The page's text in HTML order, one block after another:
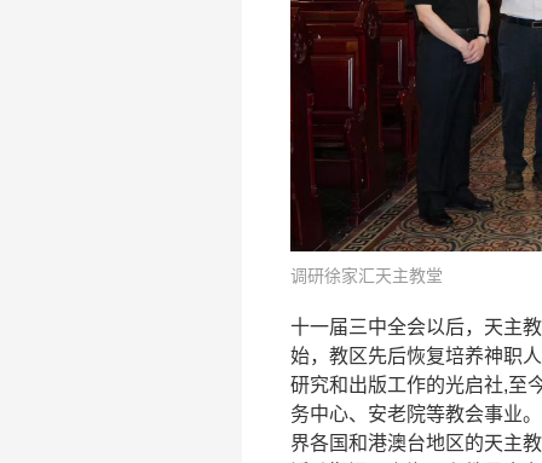
调研徐家汇天主教堂
十一届三中全会以后，天主
始，教区先后恢复培养神职
研究和出版工作的光启社,至
务中心、安老院等教会事业
界各国和港澳台地区的天主